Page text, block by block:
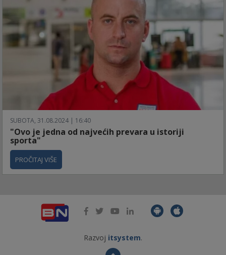
SUBOTA, 31.08.2024 | 16:40
"Ovo je jedna od najvećih prevara u istoriji
sporta"
PROČITAJ VIŠE
Razvoj itsystem.